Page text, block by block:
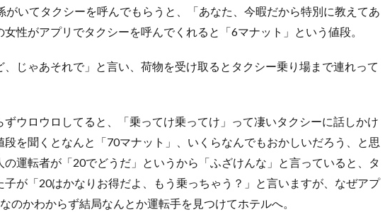
がいてタクシーを呼んでもらうと、「あなた、今暇だから特別に教えてあ
性がアプリでタクシーを呼んでくれると「6マナット」という値段。
、じゃあそれで」と言い、荷物を受け取るとタクシー乗り場まで連れって
ウロウロしてると、「乗ってけ乗ってけ」って凄いタクシーに話しかけ
段を聞くとなんと「70マナット」、いくらなんでもおかしいだろう、と思
の運転者が「20でどうだ」というから「ふざけんな」と言っていると、タ
子が「20はかなりお得だよ、もう乗っちゃう？」と言いますが、なぜアプ
のかわからず結局なんとか運転手を見つけてホテルへ。